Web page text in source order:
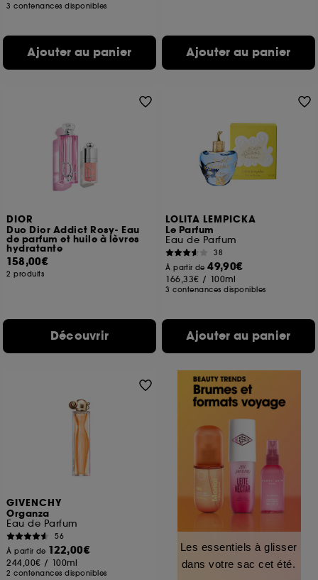
3 contenances disponibles
Ajouter au panier Ajouter au panier
DIOR
Duo Dior Addict Rosy- Eau
de parfum et huile à lèvres
hydratante
158,00€
2 produits
Découvrir
LOLITA LEMPICKA
Le Parfum
Eau de Parfum
38
À partir de49,90€
166,33€ / 100ml
3 contenances disponibles
Ajouter au panier
GIVENCHY
Organza
Eau de Parfum
56
À partir de 122,00€
244,00€ / 100ml
2 contenances disponibles
Les essentiels à glisser
dans votre sac cet été.